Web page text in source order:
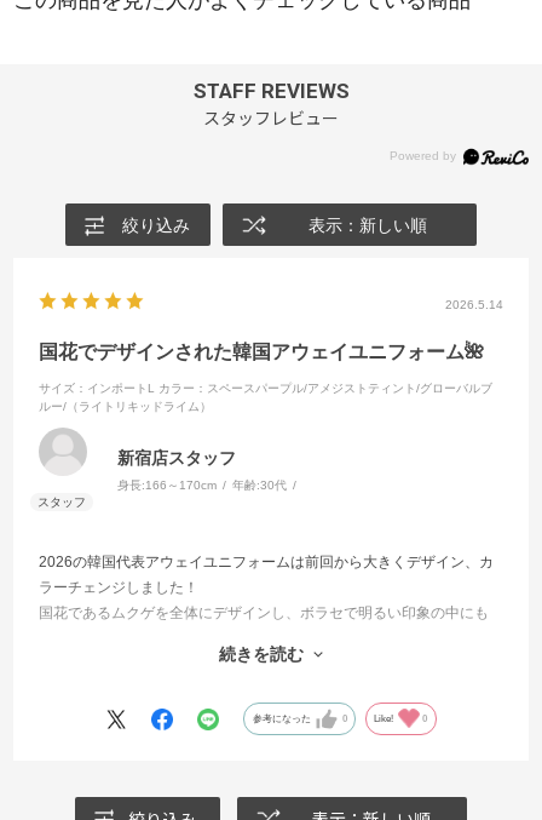
STAFF REVIEWS
スタッフレビュー
絞り込み 表示：新しい順
2026.5.14
国花でデザインされた韓国アウェイユニフォーム🌺
サイズ：インポートL カラー：スペースパープル/アメジストティント/グローバルブ
ルー/（ライトリキッドライム）
新宿店スタッフ
身長:166～170cm 年齢:30代
2026の韓国代表アウェイユニフォームは前回から大きくデザイン、カ
ラーチェンジしました！
国花であるムクゲを全体にデザインし、ボラセで明るい印象の中にも
着こなしのおすすめは明るめのボトムスを合わせることでこれからの
カーゴパンツにサンダルなどの合わせも夏らしくていいですね🌻
続きを読む
参考になった 0 Like! 0